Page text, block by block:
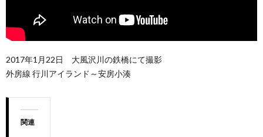
2017年1月22日 大風沢川の鉄橋にて撮影
外房線 行川アイランド～安房小湊
関連